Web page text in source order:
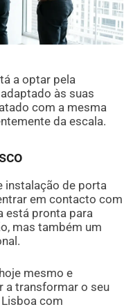
a optar pela
às suas
com a mesma
da escala.
instalação de porta
em contacto com
está pronta para
mas também um
mesmo e
a transformar o seu
com